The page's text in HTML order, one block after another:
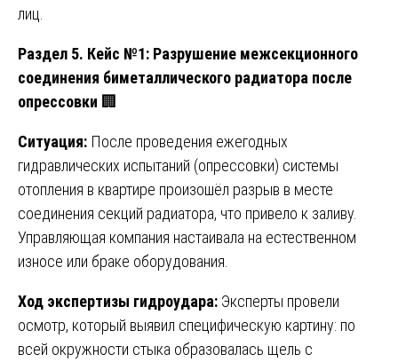
лиц.
Раздел 5. Кейс №1: Разрушение межсекционного
соединения биметаллического радиатора после
опрессовки 🏢
Ситуация: После проведения ежегодных
гидравлических испытаний (опрессовки) системы
отопления в квартире произошёл разрыв в месте
соединения секций радиатора, что привело к заливу.
Управляющая компания настаивала на естественном
износе или браке оборудования.
Ход экспертизы гидроудара: Эксперты провели
осмотр, который выявил специфическую картину: по
всей окружности стыка образовалась щель с